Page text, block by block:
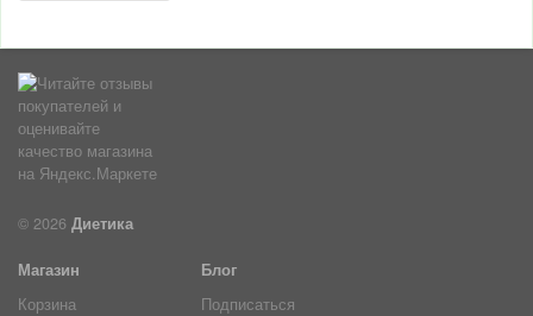
© 2026 Диетика
Магазин
Корзина
Блог
Подписаться